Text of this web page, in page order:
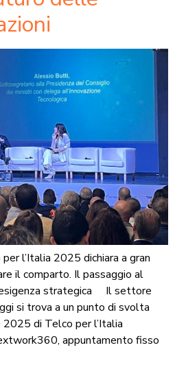
l’Italia 2025 dichiara a gran
il comparto. Il passaggio al
strategica Il settore
si trova a un punto di svolta
2025 di Telco per l’Italia
appuntamento fisso